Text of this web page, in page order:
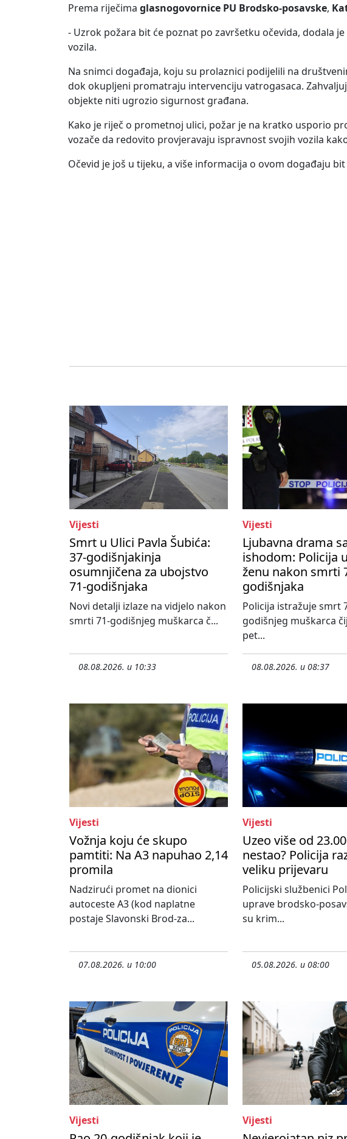
Prema riječima glasnogovornice PU Brodsko-posavske,
- Uzrok požara bit će poznat po završetku očevida, dodala
vozila.
Na snimci događaja, koju su prolaznici podijelili na
dok okupljeni promatraju intervenciju vatrogasaca.
objekte niti ugrozio sigurnost građana.
Kako je riječ o prometnoj ulici, požar je na kratko usporio
vozače da redovito provjeravaju ispravnost svojih vozila
Očevid je još u tijeku, a više informacija o ovom događaju
Vijesti
Smrt u Ulici Pavla Šubića:
37-godišnjakinja
osumnjičena za ubojstvo
71-godišnjaka
Novi detalji izlaze na vidjelo nakon
smrti 71-godišnjeg muškarca č...
08.08.2026. u 10:33
Vijesti
Ljubavna drama
ishodom: Policija
ženu nakon smrti
godišnjaka
Policija istražuje smrt
godišnjeg muškarca
pet...
08.08.2026. u 08:37
Vijesti
Vožnja koju će skupo
pamtiti: Na A3 napuhao 2,14
promila
Nadzirući promet na dionici
autoceste A3 (kod naplatne
postaje Slavonski Brod-za...
07.08.2026. u 10:00
Vijesti
Uzeo više od
nestao? Policija
veliku prijevaru
Policijski službenici
uprave brodsko-
su krim...
05.08.2026. u 08:00
Vijesti Vijesti